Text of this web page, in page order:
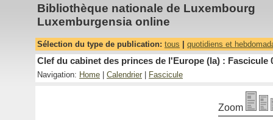
Bibliothèque nationale de Luxembourg
Luxemburgensia online
Sélection du type de publication: tous quotidiens et
Clef du cabinet des princes de l'Europe (la) : Fascicule
Navigation: Home Calendrier Fascicule
Zoom